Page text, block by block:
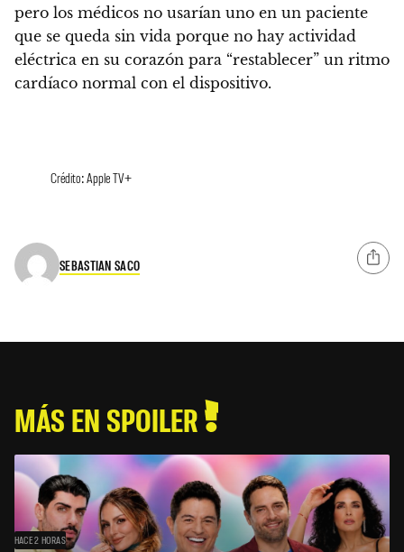
pero los médicos no usarían uno en un paciente
que se queda sin vida porque no hay actividad
eléctrica en su corazón para “restablecer” un ritmo
cardíaco normal con el dispositivo.
Crédito: Apple TV+
SEBASTIAN SACO
MÁS EN SPOILER
HACE 2 HORAS